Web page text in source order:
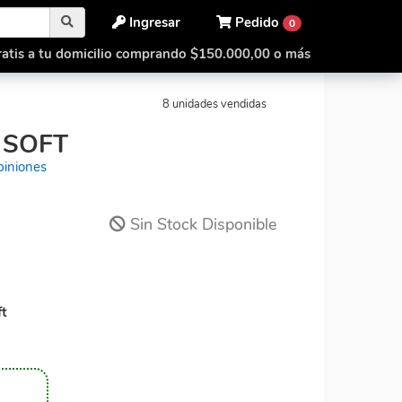
Pedido 0
Ingresar
a tu domicilio comprando $150.000,00 o más
Gan 11 M Pro Soft
8 unidades vendidas
Sin Stock Disponible